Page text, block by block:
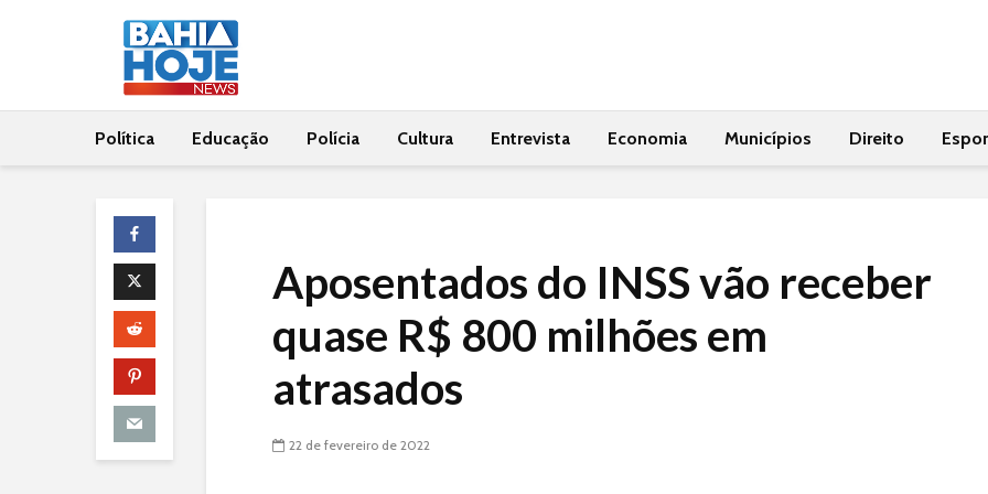
Política Educação Polícia Cultura Entrevista Economia Municípios Direito
Aposentados do INSS vão receber
quase R$ 800 milhões em
atrasados
22 de fevereiro de 2022